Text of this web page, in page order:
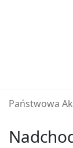
Państwowa